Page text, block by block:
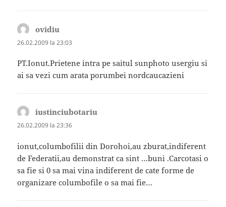
ovidiu
26.02.2009 la 23:03
PT.Ionut.Prietene intra pe saitul sunphoto usergiu si
ai sa vezi cum arata porumbei nordcaucazieni
iustinciubotariu
26.02.2009 la 23:36
ionut,columbofilii din Dorohoi,au zburat,indiferent
de Federatii,au demonstrat ca sint …buni .Carcotasi o
sa fie si 0 sa mai vina indiferent de cate forme de
organizare columbofile o sa mai fie…